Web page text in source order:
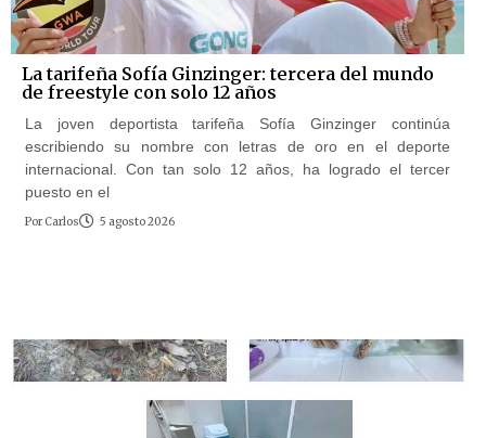
La tarifeña Sofía Ginzinger: tercera del mundo
de freestyle con solo 12 años
La joven deportista tarifeña Sofía Ginzinger continúa
escribiendo su nombre con letras de oro en el deporte
internacional. Con tan solo 12 años, ha logrado el tercer
puesto en el
Por Carlos 5 agosto 2026